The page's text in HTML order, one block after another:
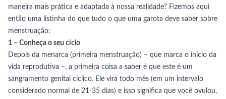
maneira mais prática e adaptada à nossa realidade? Fizemos aqui
então uma listinha do que tudo o que uma garota deve saber sobre
menstruação:
1 – Conheça o seu ciclo
Depois da menarca (primeira menstruação) – que marca o início da
vida reprodutiva –, a primeira coisa a saber é que este é um
sangramento genital cíclico. Ele virá todo mês (em um intervalo
considerado normal de 21-35 dias) e isso significa que você ovulou,